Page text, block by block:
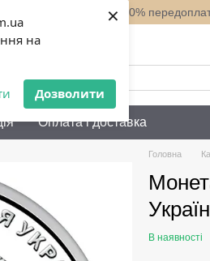
на
Дозволити
×100%
Передзвонити вам?
Оплата і доставка
Головна
В наявності